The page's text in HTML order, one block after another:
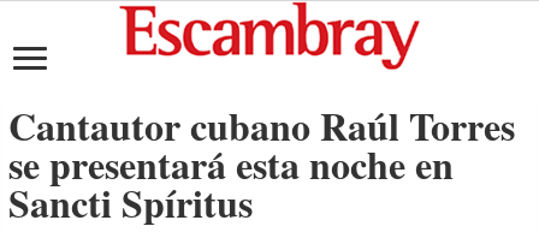
Cantautor cubano Raúl Torres
se presentará esta noche en
Sancti Spíritus